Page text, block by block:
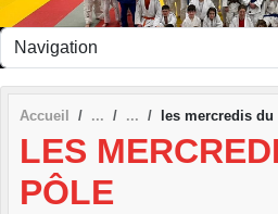
Accueil les mercredis du
LES
PÔLE